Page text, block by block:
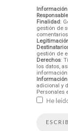
Información
Responsable
Finalidad:
gestión de
gestión de
Derechos:
los datos,
adicional y
Personales
He